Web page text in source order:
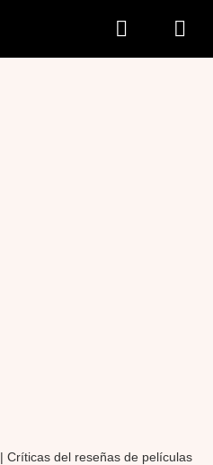
| Críticas del reseñas de películas